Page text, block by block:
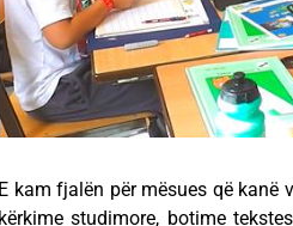
E kam fjalën për mësues që kanë
kërkime studimore, botime